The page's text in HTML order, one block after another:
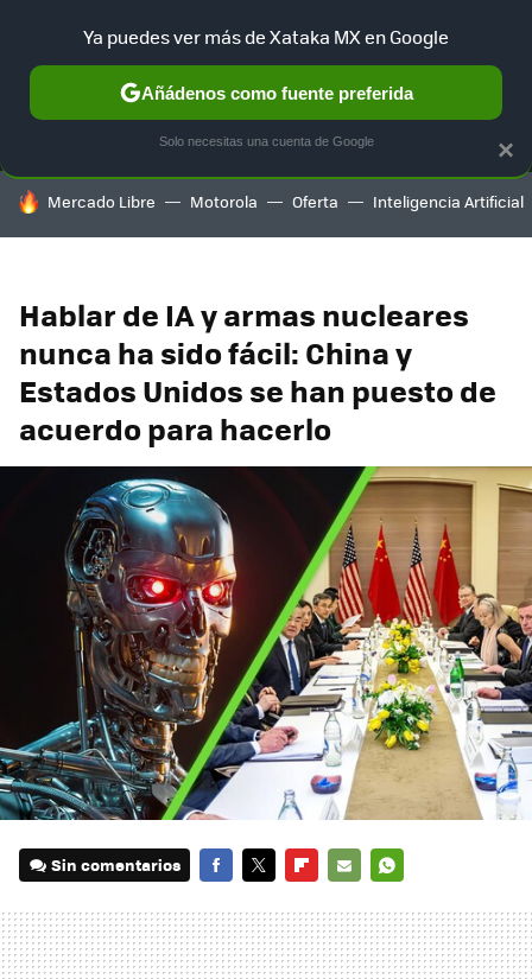
MENÚ NUEVO
GAMING HOME AUTO
HOY SE HABLA DE
Mercado Libre Motorola Oferta Inteligencia Artificial
Hablar de IA y armas nucleares
nunca ha sido fácil: China y
Estados Unidos se han puesto de
acuerdo para hacerlo
Sin comentarios
MAIL
×
Ya puedes ver más de Xataka MX en Google
Añádenos como fuente preferida
Solo necesitas una cuenta de Google